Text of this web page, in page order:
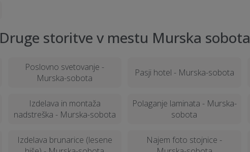
Druge storitve v mestu Murska sobota
Poslovno svetovanje -
Murska-sobota
Pasji hotel - Murska-sobota
Izdelava in montaža
nadstreška - Murska-sobota
Polaganje laminata - Murska-
sobota
Izdelava brunarice (lesene
Najem foto stojnice -